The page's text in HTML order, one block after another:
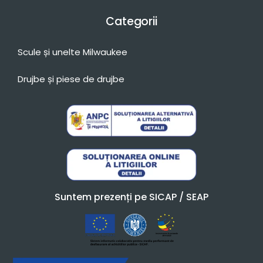
Categorii
Scule și unelte Milwaukee
Drujbe și piese de drujbe
Suntem prezenți pe SICAP / SEAP